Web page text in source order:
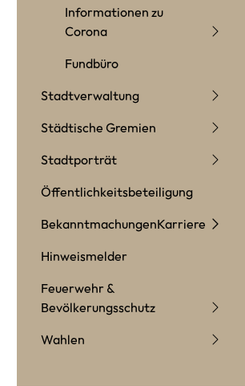
Informationen zu
Corona
Fundbüro
Stadtverwaltung
Städtische Gremien
Stadtporträt
Öffentlichkeitsbeteiligung
BekanntmachungenKarriere
Hinweismelder
Feuerwehr &
Bevölkerungsschutz
Wahlen